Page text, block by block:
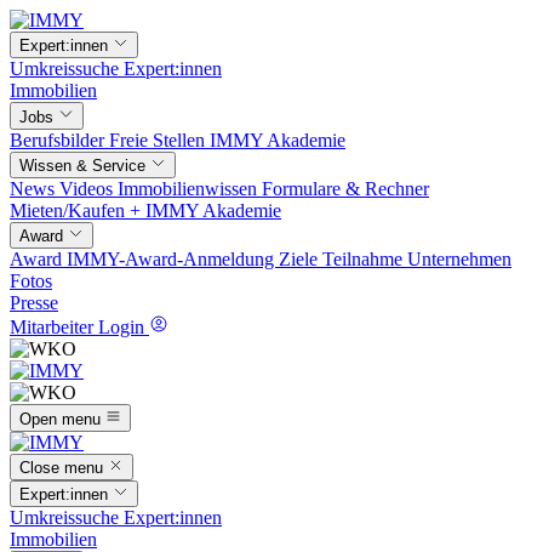
Expert:innen
Umkreissuche Expert:innen
Immobilien
Jobs
BerufsbilderFreie Stellen IMMY Akademie
Wissen & Service
News Videos Immobilienwissen Formulare & Rechner
Mieten/Kaufen + IMMY Akademie
Award
Award IMMY-Award-Anmeldung Ziele Teilnahme Unternehmen
Fotos
Presse
Mitarbeiter Login
Open menu
Close menu
Expert:innen
Umkreissuche Expert:innen
Immobilien